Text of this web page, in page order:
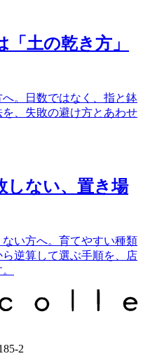
土の乾き方」
。日数ではなく、指と鉢
、失敗の避け方とあわせ
しない、置き場
い方へ。育てやすい種類
逆算して選ぶ手順を、店
2